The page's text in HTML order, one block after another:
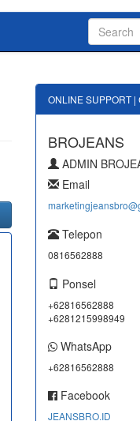
ONLINE SUPPORT |
BROJEANS
ADMIN
Email
Telepon
0816562888
Ponsel
+62816562888
+6281215998949
WhatsApp
+62816562888
Facebook
JEANSBRO.ID